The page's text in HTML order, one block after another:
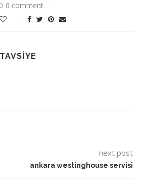
0 comment
next post
ankara westinghouse servisi